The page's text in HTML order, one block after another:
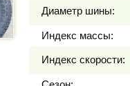
Диаметр шины:
Индекс массы:
Индекс скорости: